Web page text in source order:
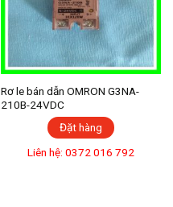
Rơ le bán dẫn OMRON G3NA-
210B-24VDC
Đặt hàng
Liên hệ: 0372 016 792